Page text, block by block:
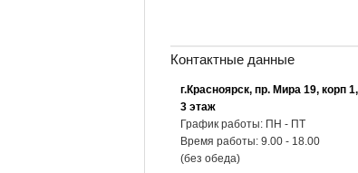
Контактные данные
г.Красноярск, пр. Мира 19, корп 1,
3 этаж
График работы: ПН - ПТ
Время работы: 9.00 - 18.00
(без обеда)